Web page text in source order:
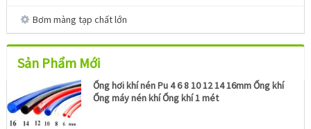
Bơm màng tạp chất lớn
Sản Phẩm Mới
Ống hơi khí nén Pu 4 6 8 10 12 14 16mm Ống khí
Ống máy nén khí Ống khí 1 mét